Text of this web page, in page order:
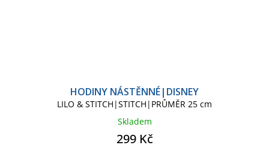
HODINY NÁSTĚNNÉ|DISNEY
LILO & STITCH|STITCH|PRŮMĚR 25 cm
Skladem
299 Kč